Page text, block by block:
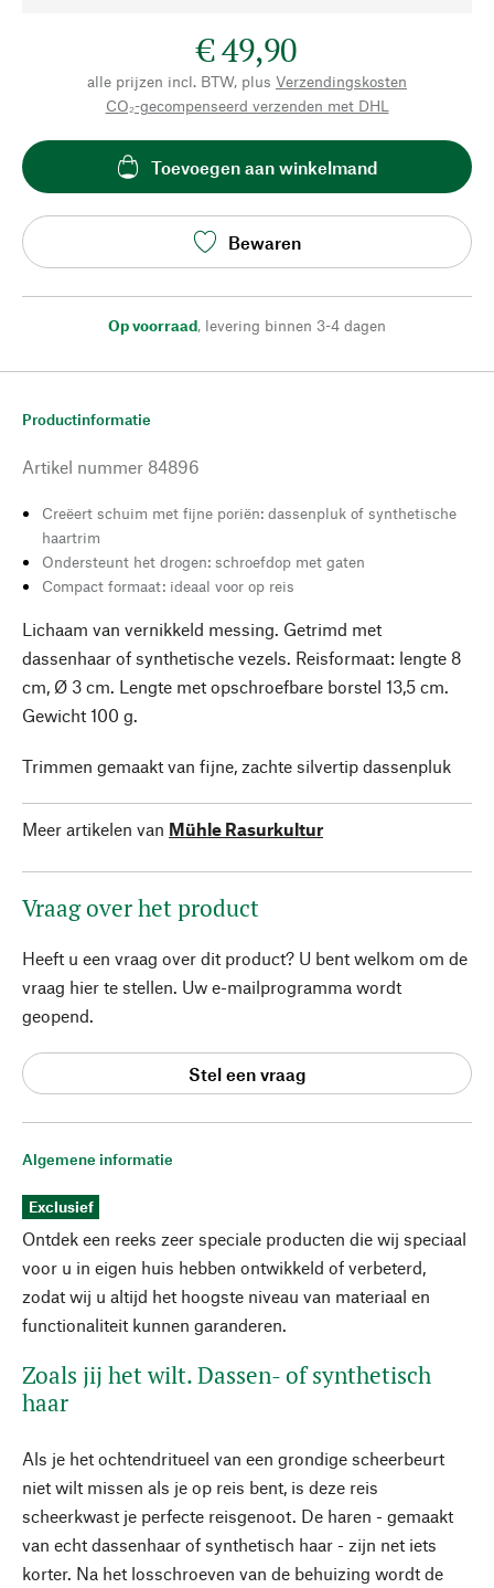
€ 49,90
alle prijzen incl. BTW, plus Verzendingskosten
CO₂-gecompenseerd verzenden met DHL
Toevoegen aan winkelmand
Bewaren
Op voorraad, levering binnen 3-4 dagen
Algemene informatie
Exclusief
Ontdek een reeks zeer speciale producten die wij speciaal
voor u in eigen huis hebben ontwikkeld of verbeterd,
zodat wij u altijd het hoogste niveau van materiaal en
functionaliteit kunnen garanderen.
Zoals jij het wilt. Dassen- of synthetisch
haar
Als je het ochtendritueel van een grondige scheerbeurt
niet wilt missen als je op reis bent, is deze reis
scheerkwast je perfecte reisgenoot. De haren - gemaakt
van echt dassenhaar of synthetisch haar - zijn net iets
korter. Na het losschroeven van de behuizing wordt de
Productinformatie
Artikel nummer 84896
Creëert schuim met fijne poriën: dassenpluk of synthetische
haartrim
Ondersteunt het drogen: schroefdop met gaten
Compact formaat: ideaal voor op reis
Lichaam van vernikkeld messing. Getrimd met
dassenhaar of synthetische vezels. Reisformaat: lengte 8
cm, Ø 3 cm. Lengte met opschroefbare borstel 13,5 cm.
Gewicht 100 g.
Trimmen gemaakt van fijne, zachte silvertip dassenpluk
Meer artikelen van Mühle Rasurkultur
Vraag over het product
Heeft u een vraag over dit product? U bent welkom om de
vraag hier te stellen. Uw e-mailprogramma wordt
geopend.
Stel een vraag